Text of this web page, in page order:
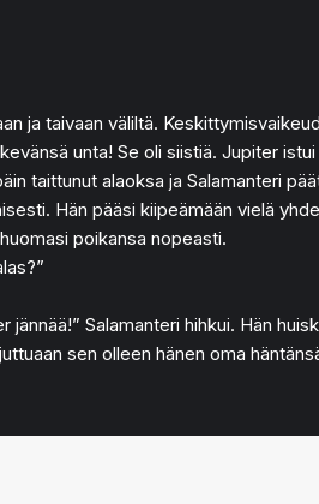
ja taivaan väliltä.
unta! Se oli siistiä. Jupiter
taittunut alaoksa ja Salamanteri
Hän pääsi kiipeämään vielä
poikansa nopeasti.
Salamanteri hihkui. Hän
sen olleen hänen oma